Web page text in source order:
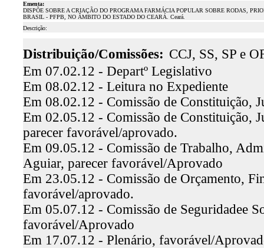
Ementa:
DISPÕE SOBRE A CRIAÇÃO DO PROGRAMA FARMÁCIA POPULAR SOBRE RODAS,
BRASIL - PFPB, NO ÂMBITO DO ESTADO DO CEARÁ. Ceará.
Descrição:
Distribuição/Comissões: CCJ, SS, SP e
Em 07.02.12 - Departº Legislativo
Em 08.02.12 - Leitura no Expediente
Em 08.02.12 - Comissão de Constituição,
Em 02.05.12 - Comissão de Constituição,
parecer favorável/aprovado.
Em 09.05.12 - Comissão de Trabalho,
Aguiar, parecer favorável/Aprovado
Em 23.05.12 - Comissão de Orçamento,
favorável/aprovado.
Em 05.07.12 - Comissão de Seguridadee
favorável/Aprovado
Em 17.07.12 - Plenário, favorável/